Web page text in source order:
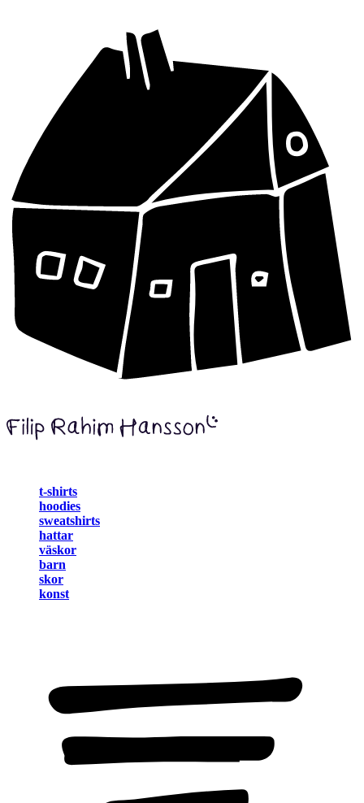
t-shirts
hoodies
sweatshirts
hattar
väskor
barn
skor
konst